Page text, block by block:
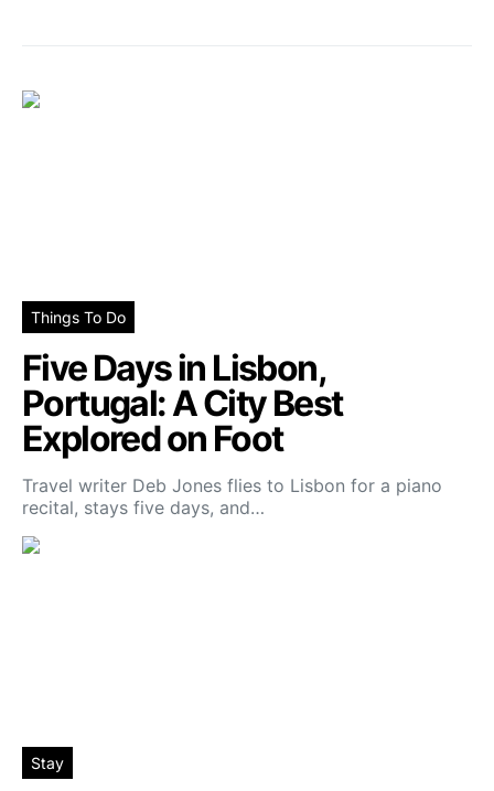
Things To Do
Five Days in Lisbon,
Portugal: A City Best
Explored on Foot
Travel writer Deb Jones flies to Lisbon for a piano
recital, stays five days, and…
Stay